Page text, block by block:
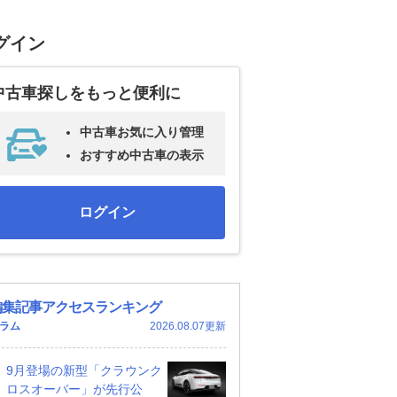
イン
古車探しをもっと便利に
中古車お気に入り管理
おすすめ中古車の表示
ログイン
記事アクセスランキング
ム 2026.08.07更新
9月登場の新型「クラウンク
ロスオーバー」が先行公